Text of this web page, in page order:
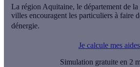
La région Aquitaine, le département de
villes encouragent les particuliers à faire
dénergie.
Je calcule mes aides
Simulation gratuite en 2